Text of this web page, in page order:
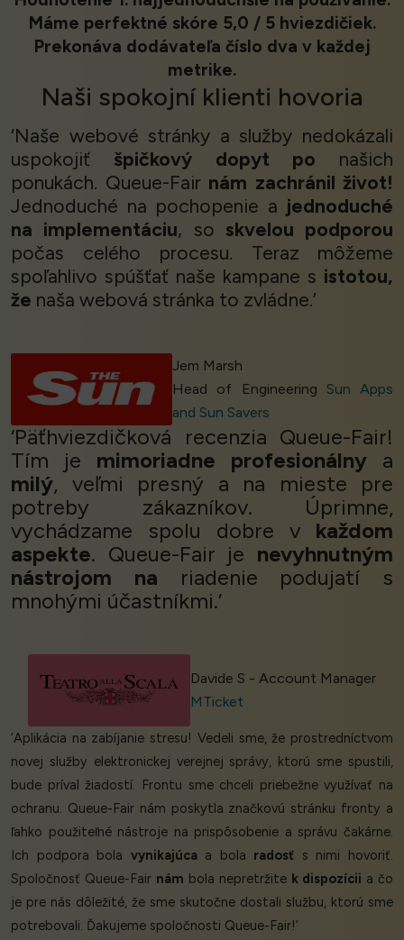
Máme perfektné skóre 5,0 / 5 hviezdičiek.
Prekonáva dodávateľa číslo dva v každej
metrike.
Naši spokojní klienti hovoria
‘Naše webové stránky a služby nedokázali
uspokojiť špičkový dopyt po našich
ponukách. Queue-Fair nám zachránil život!
Jednoduché na pochopenie a jednoduché
na implementáciu, so skvelou podporou
počas celého procesu. Teraz môžeme
spoľahlivo spúšťať naše kampane s istotou,
že naša webová stránka to zvládne.’
Jem Marsh
Head of Engineering Sun Apps
and Sun Savers
‘Päťhviezdičková recenzia Queue-Fair!
Tím je mimoriadne profesionálny a
milý, veľmi presný a na mieste pre
potreby zákazníkov. Úprimne,
vychádzame spolu dobre v každom
aspekte. Queue-Fair je nevyhnutným
nástrojom na riadenie podujatí s
mnohými účastníkmi.’
Davide S - Account Manager
MTicket
‘Aplikácia na zabíjanie stresu! Vedeli sme, že prostredníctvom
novej služby elektronickej verejnej správy, ktorú sme spustili,
bude príval žiadostí. Frontu sme chceli priebežne využívať na
ochranu. Queue-Fair nám poskytla značkovú stránku fronty a
ľahko použiteľné nástroje na prispôsobenie a správu čakárne.
Ich podpora bola vynikajúcaa bola radosť s nimi hovoriť.
Spoločnosť Queue-Fair nám bola nepretržite k dispozícii a čo
je pre nás dôležité, že sme skutočne dostali službu, ktorú sme
potrebovali. Ďakujeme spoločnosti Queue-Fair!’